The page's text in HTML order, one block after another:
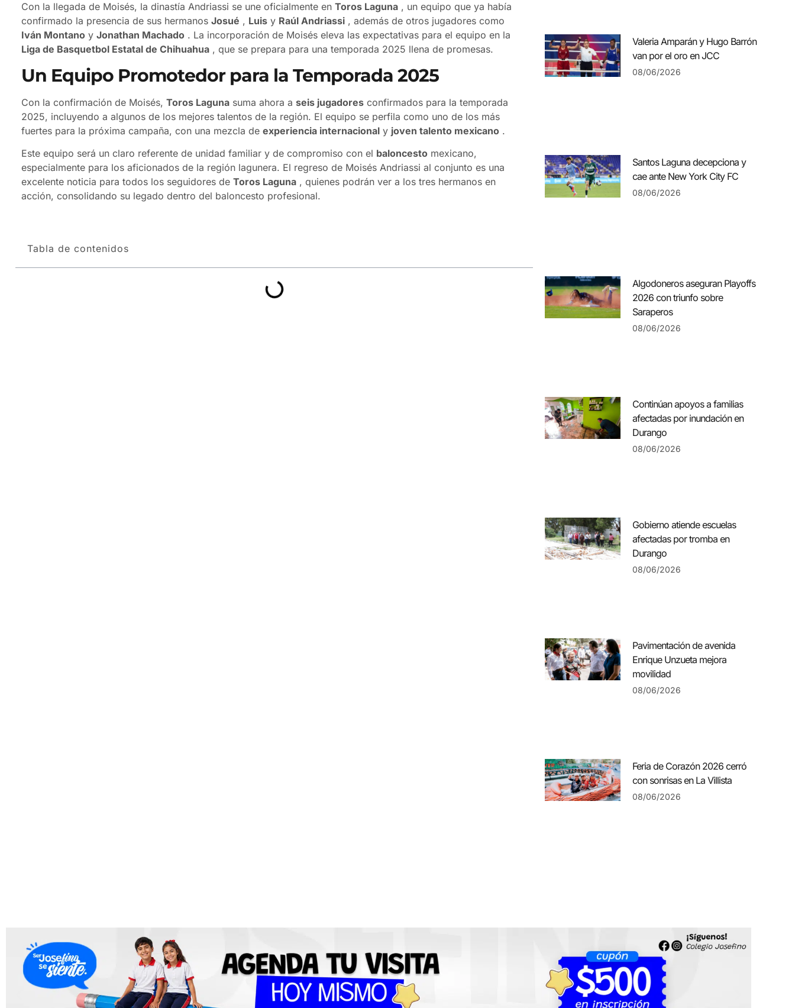
Con la llegada de Moisés, la dinastía Andriassi se une oficialmente en Toros Laguna , un equipo que ya había
confirmado la presencia de sus hermanos Josué , Luis y Raúl Andriassi , además de otros jugadores como
Iván Montano y Jonathan Machado . La incorporación de Moisés eleva las expectativas para el equipo en la
Liga de Basquetbol Estatal de Chihuahua , que se prepara para una temporada 2025 llena de promesas.
Un Equipo Promotedor para la Temporada 2025
Con la confirmación de Moisés, Toros Laguna suma ahora a seis jugadores confirmados para la temporada
2025, incluyendo a algunos de los mejores talentos de la región. El equipo se perfila como uno de los más
fuertes para la próxima campaña, con una mezcla de experiencia internacional y joven talento mexicano .
Este equipo será un claro referente de unidad familiar y de compromiso con el baloncesto mexicano,
especialmente para los aficionados de la región lagunera. El regreso de Moisés Andriassi al conjunto es una
excelente noticia para todos los seguidores de Toros Laguna , quienes podrán ver a los tres hermanos en
acción, consolidando su legado dentro del baloncesto profesional.
Tabla de contenidos
Valeria Amparán y Hugo Barrón
van por el oro en JCC
08/06/2026
Santos Laguna decepciona y
cae ante New York City FC
08/06/2026
Algodoneros aseguran Playoffs
2026 con triunfo sobre
Saraperos
08/06/2026
Continúan apoyos a familias
afectadas por inundación en
Durango
08/06/2026
Gobierno atiende escuelas
afectadas por tromba en
Durango
08/06/2026
Pavimentación de avenida
Enrique Unzueta mejora
movilidad
08/06/2026
Feria de Corazón 2026 cerró
con sonrisas en La Villista
08/06/2026